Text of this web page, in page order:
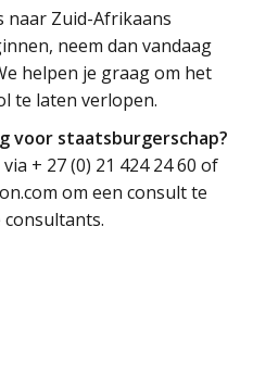
naar Zuid-Afrikaans
neem dan vandaag
helpen je graag om het
te laten verlopen.
voor staatsburgerschap?
+ 27 (0) 21 424 24 60 of
om een consult te